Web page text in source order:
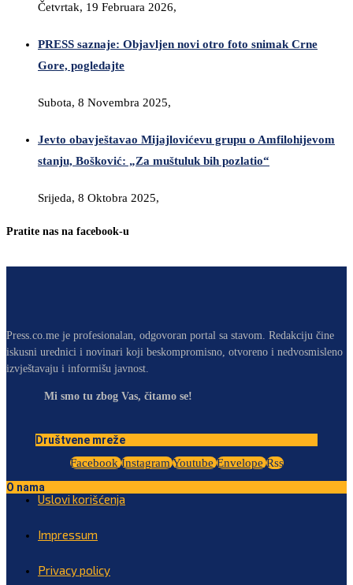
Četvrtak, 19 Februara 2026,
PRESS saznaje: Objavljen novi otro foto snimak Crne
Gore, pogledajte
Subota, 8 Novembra 2025,
Jevto obavještavao Mijajlovićevu grupu o Amfilohijevom
stanju, Bošković: „Za muštuluk bih pozlatio“
Srijeda, 8 Oktobra 2025,
Pratite nas na facebook-u
Press.co.me je profesionalan, odgovoran portal sa stavom. Redakciju čine
iskusni urednici i novinari koji beskompromisno, otvoreno i nedvosmisleno
izvještavaju i informišu javnost.
Mi smo tu zbog Vas, čitamo se!
Društvene mreže
Facebook Instagram Youtube Envelope Rss
O nama
Uslovi korišćenja
Impressum
Privacy policy